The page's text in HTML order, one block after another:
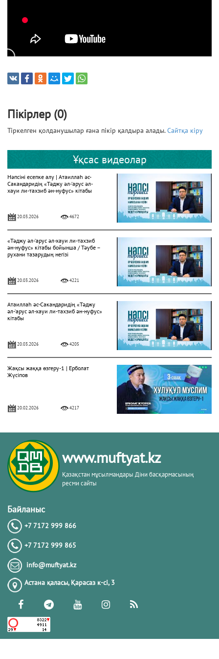
Пікірлер (0)
Тіркелген қолданушылар ғана пікір қалдыра алады.Сайтқа кіру
Ұқсас видеолар
Нәпсіні есепке алу | Атаиллаһ әс-
Сакандаридің «Тәджу әл-‘арус әл-
хауи ли-тахзиб ән-нуфус» кітабы
20.03.2026 4672
«Тәджу әл-‘арус әл-хауи ли-тахзиб
ән-нуфус» кітабы бойынша / Тәубе –
рухани тазарудың негізі
20.03.2026 4221
Атаиллаһ әс-Сакандаридің «Тәджу
әл-‘арус әл-хауи ли-тахзиб ән-нуфус»
кітабы
20.03.2026 4205
Жақсы жаққа өзгеру-1 | Ерболат
Жүсіпов
20.02.2026 4217
Жүрек сырлары 2-дәріс. Тәубе
тақырыбы. Әр-рисала әл-Қушайрия
кітабы негізінде
20.02.2026
20.02.2026
РАМАЗАН – РАХЫМ, КЕШІРІМ ЖӘНЕ
ТОЗАҚТАН ҚҰТЫЛУ АЙЫ
19.02.2026 7420
РАМАЗАН ҚАРСАҢЫНДАҒЫ
www.muftyat.kz
Қазақстан мұсылмандары Діни басқармасының
ресми сайты
Байланыс
+7 7172 999 866
+7 7172 999 865
info@muftyat.kz
Астана қаласы, Қарасаз к-сi, 3